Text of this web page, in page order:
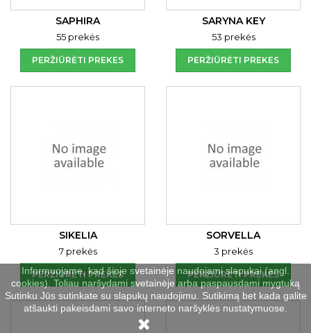
SAPHIRA
55 prekės
PERŽIŪRĖTI PREKES
SARYNA KEY
53 prekės
PERŽIŪRĖTI PREKES
SIKELIA
7 prekės
PERŽIŪRĖTI PREKES
SORVELLA
3 prekės
PERŽIŪRĖTI PREKES
Informuojame, kad šioje svetainėje naudojami slapukai (angl.
cookies). Toliau naršydami svetainėje arba paspausdami mygtuką
Sutinku Jūs sutinkate su slapukų naudojimu. Sutikimą bet kada galite
atšaukti pakeisdami savo interneto naršyklės nustatymuose.